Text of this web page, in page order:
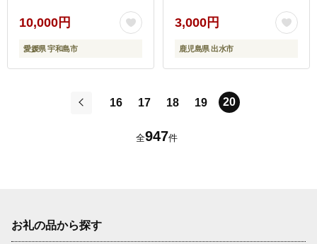
製 和風 調味料 調理 料理
たれ 油 数量限定 国産 愛
媛 宇和島 J010-100001
10,000円
愛媛県 宇和島市
段使い ギフト 贈り物
【ソルティースマイル】
3,000円
鹿児島県 出水市
16 17 18 19 20
全947件
お礼の品から探す